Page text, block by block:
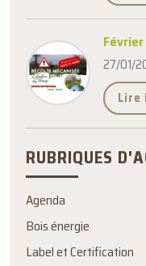
27/01/
Lire
RUBRIQUES
Agenda
Bois énergie
Label et Certification